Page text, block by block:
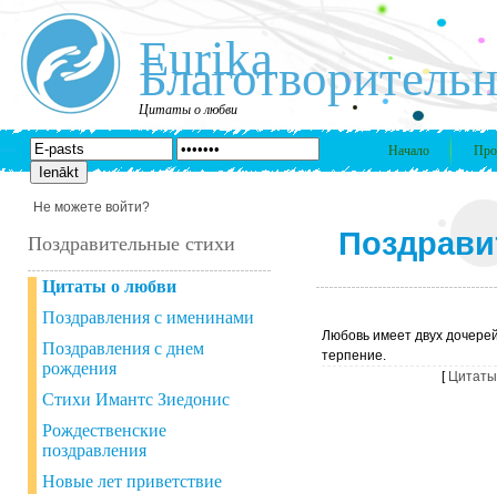
Eurika
Цитаты о любви
Начало
Не можете войти?
Поздравительные стихи
Цитаты о любви
Поздравления с именинами
Поздравления с днем
рождения
Стихи Имантс Зиедонис
Рождественские
поздравления
Новые лет приветствие
Любовь имеет двух
терпение.
[